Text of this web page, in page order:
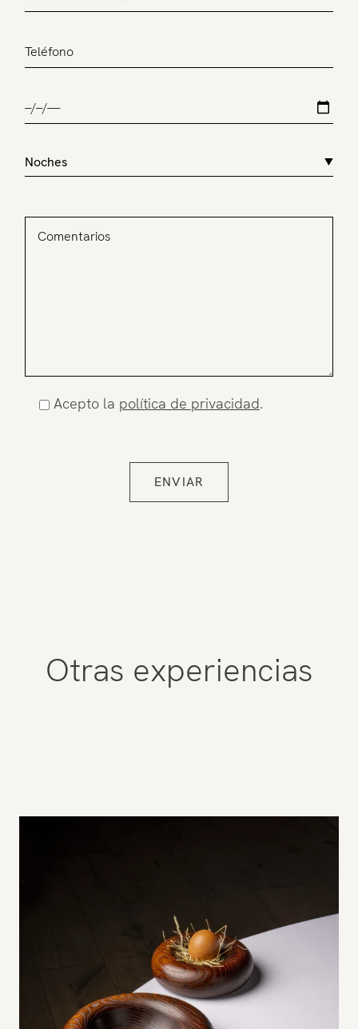
Acepto la política de privacidad.
Otras experiencias